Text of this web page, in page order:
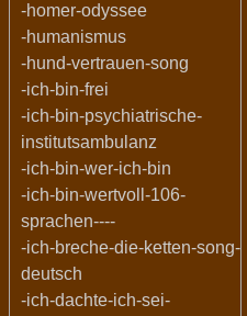
-homer-odyssee
-humanismus
-hund-vertrauen-song
-ich-bin-frei
-ich-bin-psychiatrische-
institutsambulanz
-ich-bin-wer-ich-bin
-ich-bin-wertvoll-106-
sprachen----
-ich-breche-die-ketten-song-
deutsch
-ich-dachte-ich-sei-